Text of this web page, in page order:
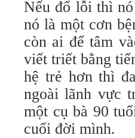
Nếu đổ lỗi thì
nó là một cơn
còn ai để tâm
viết triết bằng
hệ trẻ hơn thì
ngoài lãnh vực
một cụ bà 90
cuối đời mình.